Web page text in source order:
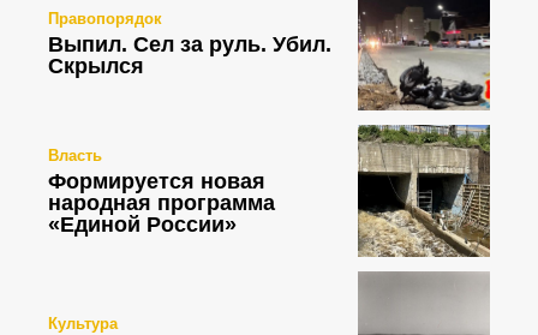
Правопорядок
Выпил. Сел за руль. Убил.
Скрылся
Власть
Формируется новая
народная программа
«Единой России»
Культура